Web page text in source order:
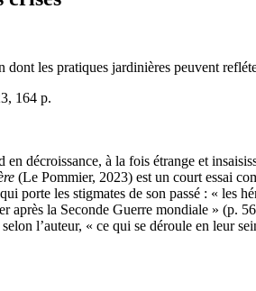
les pratiques jardinières peuvent
164 p.
décroissance, à la fois étrange et
(Le Pommier, 2023) est un court essai
porte les stigmates de son passé : « les
la Seconde Guerre mondiale » (p.
l’auteur, « ce qui se déroule en leur